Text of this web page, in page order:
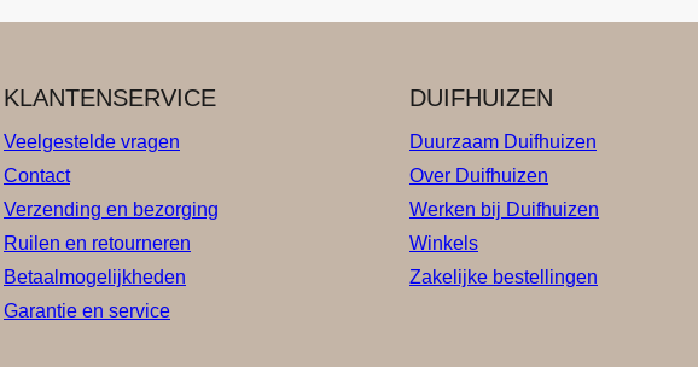
KLANTENSERVICE
Veelgestelde vragen
Contact
Verzending en bezorging
Ruilen en retourneren
Betaalmogelijkheden
Garantie en service
DUIFHUIZEN
Duurzaam Duifhuizen
Over Duifhuizen
Werken bij Duifhuizen
Winkels
Zakelijke bestellingen